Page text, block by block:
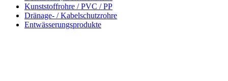
Kunststoffrohre / PVC / PP
Dränage- / Kabelschutzrohre
Entwässerungsprodukte